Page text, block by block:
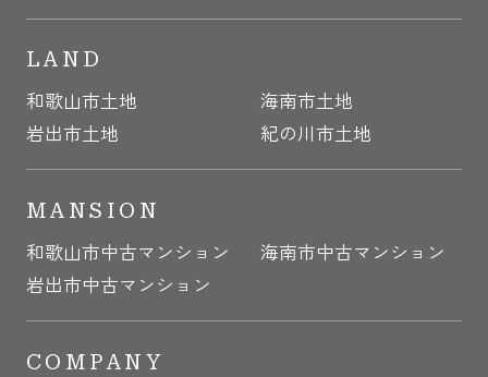
LAND
和歌山市土地
海南市土地
岩出市土地
紀の川市土地
MANSION
和歌山市中古マンション
海南市中古マンション
岩出市中古マンション
COMPANY